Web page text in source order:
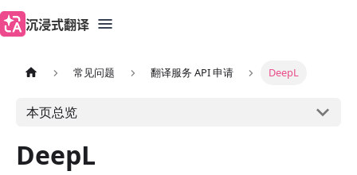
沉浸式翻译
常见问题 翻译服务 API 申请 DeepL
本页总览
DeepL